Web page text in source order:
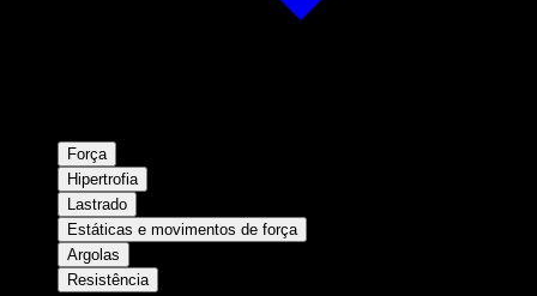
Força
Hipertrofia
Lastrado
Estáticas e movimentos de força
Argolas
Resistência